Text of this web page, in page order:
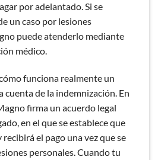
por adelantado. Si se
un caso por lesiones
puede atenderlo mediante
médico.
funciona realmente un
cuenta de la indemnización. En
firma un acuerdo legal
en el que se establece que
el pago una vez que se
personales. Cuando tu